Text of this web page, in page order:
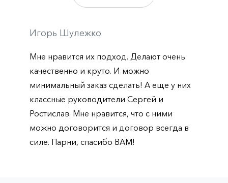
Игорь Шулежко
Мне нравится их подход. Делают очень
качественно и круто. И можно
минимальный заказ сделать! А еще у них
классные руководители Сергей и
Ростислав. Мне нравится, что с ними
можно договорится и договор всегда в
силе. Парни, спасибо ВАМ!